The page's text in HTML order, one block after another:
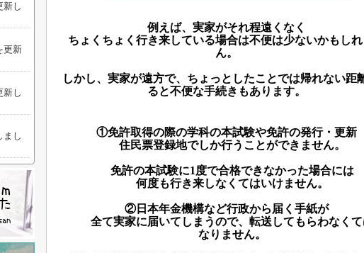
例えば、実家がそれ程遠くなく
ちょくちょく行き来している場合は不便は少ないかもし
ん。
しかし、実家が遠方で、ちょっとしたことでは帰れない距
ると不便な手続きもあります。
①免許取得の際の学科の本試験や免許の発行・更新
住民票登録地でしか行うことができません。
免許の本試験に1度で合格できなかった場合には
何度も行き来しなくてはいけません。
②日本年金機構など行政から届く手紙が
全て実家に届いてしまうので、転送してもらわなくて
なりません。
新し
更新
新し
まし